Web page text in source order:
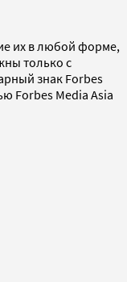
их в любой форме,
только с
знак Forbes
Forbes Media Asia